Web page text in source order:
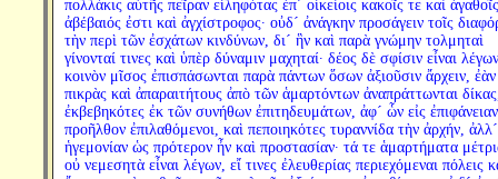
πολλάκις αὐτῆς πεῖραν εἰληφότας ἐπ´ οἰκείοις κακοῖς τε καὶ
ἀβέβαιός ἐστι καὶ ἀγχίστροφος· οὐδ´ ἀνάγκην προσάγειν τοῖς
τὴν περὶ τῶν ἐσχάτων κινδύνων, δι´ ἣν καὶ παρὰ γνώμην τολμηταὶ
γίνονταί τινες καὶ ὑπὲρ δύναμιν μαχηταί· δέος δὲ σφίσιν εἶναι
κοινὸν μῖσος ἐπισπάσωνται παρὰ πάντων ὅσων ἀξιοῦσιν ἄρχειν, ἐὰν
πικρὰς καὶ ἀπαραιτήτους ἀπὸ τῶν ἁμαρτόντων ἀναπράττωνται
ἐκβεβηκότες ἐκ τῶν συνήθων ἐπιτηδευμάτων, ἀφ´ ὧν εἰς ἐπιφάνειαν
προῆλθον ἐπιλαθόμενοι, καὶ πεποιηκότες τυραννίδα τὴν ἀρχήν,
ἡγεμονίαν ὡς πρότερον ἦν καὶ προστασίαν· τά τε ἁμαρτήματα
οὐ νεμεσητὰ εἶναι λέγων, εἴ τινες ἐλευθερίας περιεχόμεναι πόλεις